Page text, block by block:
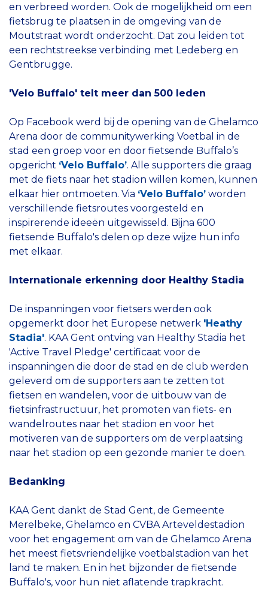
en verbreed worden. Ook de mogelijkheid om een
fietsbrug te plaatsen in de omgeving van de
Moutstraat wordt onderzocht. Dat zou leiden tot
een rechtstreekse verbinding met Ledeberg en
Gentbrugge.
'Velo Buffalo' telt meer dan 500 leden
Op Facebook werd bij de opening van de Ghelamco
Arena door de communitywerking Voetbal in de
stad een groep voor en door fietsende Buffalo’s
opgericht ‘Velo Buffalo’. Alle supporters die graag
met de fiets naar het stadion willen komen, kunnen
elkaar hier ontmoeten. Via ‘Velo Buffalo’ worden
verschillende fietsroutes voorgesteld en
inspirerende ideeën uitgewisseld. Bijna 600
fietsende Buffalo's delen op deze wijze hun info
met elkaar.
Internationale erkenning door Healthy Stadia
De inspanningen voor fietsers werden ook
opgemerkt door het Europese netwerk 'Heathy
Stadia'. KAA Gent ontving van Healthy Stadia het
'Active Travel Pledge' certificaat voor de
inspanningen die door de stad en de club werden
geleverd om de supporters aan te zetten tot
fietsen en wandelen, voor de uitbouw van de
fietsinfrastructuur, het promoten van fiets- en
wandelroutes naar het stadion en voor het
motiveren van de supporters om de verplaatsing
naar het stadion op een gezonde manier te doen.
Bedanking
KAA Gent dankt de Stad Gent, de Gemeente
Merelbeke, Ghelamco en CVBA Arteveldestadion
voor het engagement om van de Ghelamco Arena
het meest fietsvriendelijke voetbalstadion van het
land te maken. En in het bijzonder de fietsende
Buffalo's, voor hun niet aflatende trapkracht.